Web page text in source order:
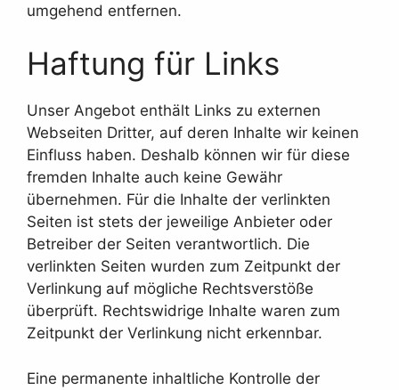
umgehend entfernen.
Haftung für Links
Unser Angebot enthält Links zu externen
Webseiten Dritter, auf deren Inhalte wir keinen
Einfluss haben. Deshalb können wir für diese
fremden Inhalte auch keine Gewähr
übernehmen. Für die Inhalte der verlinkten
Seiten ist stets der jeweilige Anbieter oder
Betreiber der Seiten verantwortlich. Die
verlinkten Seiten wurden zum Zeitpunkt der
Verlinkung auf mögliche Rechtsverstöße
überprüft. Rechtswidrige Inhalte waren zum
Zeitpunkt der Verlinkung nicht erkennbar.
Eine permanente inhaltliche Kontrolle der